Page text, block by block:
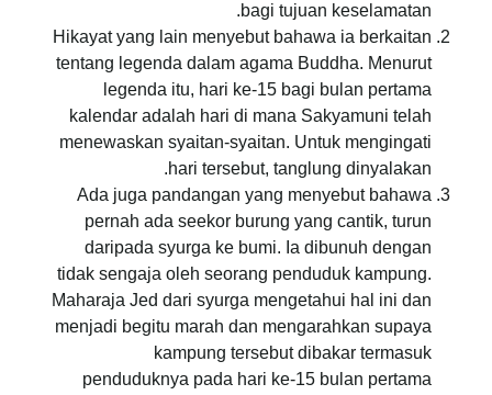
bagi tujuan keselamatan.
Hikayat yang lain menyebut bahawa ia berkaitan
tentang legenda dalam agama Buddha. Menurut
legenda itu, hari ke-15 bagi bulan pertama
kalendar adalah hari di mana Sakyamuni telah
menewaskan syaitan-syaitan. Untuk mengingati
hari tersebut, tanglung dinyalakan.
Ada juga pandangan yang menyebut bahawa
pernah ada seekor burung yang cantik, turun
daripada syurga ke bumi. Ia dibunuh dengan
tidak sengaja oleh seorang penduduk kampung.
Maharaja Jed dari syurga mengetahui hal ini dan
menjadi begitu marah dan mengarahkan supaya
kampung tersebut dibakar termasuk
penduduknya pada hari ke-15 bulan pertama